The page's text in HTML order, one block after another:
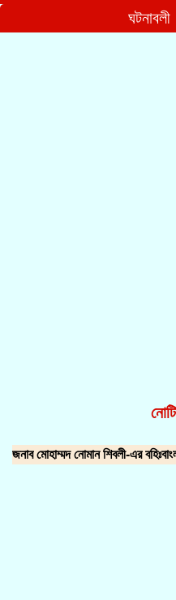
জনাব মোহাম্মদ নোমান শিবলী-এর